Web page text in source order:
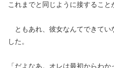
これまでと同じように接すること
ともあれ、彼女なんてできてい
した。
「だよなあ。オレは最初からわか